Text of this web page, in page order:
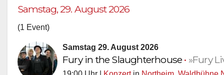
Samstag, 29. August 2026
(1 Event)
Samstag 29. August 2026
Fury in the Slaughterhouse • »Fury